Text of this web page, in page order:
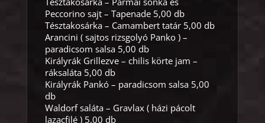
Peccorino sajt – Tapenade 5,00 db
Tésztakosárka – Camambert tatár 5,00 db
Arancini ( sajtos rizsgolyó Panko ) –
paradicsom salsa 5,00 db
Királyrák Grillezve – chilis körte jam –
ráksaláta 5,00 db
Királyrák Pankó – paradicsom salsa 5,00
db
Waldorf saláta – Gravlax ( házi pácolt
lazacfilé ) 5,00 db